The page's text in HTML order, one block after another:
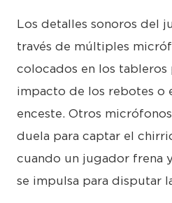
Los detalles sonoros del
través de múltiples
colocados en los tableros
impacto de los rebotes o
enceste. Otros
duela para captar el
cuando un jugador frena
se impulsa para disputar